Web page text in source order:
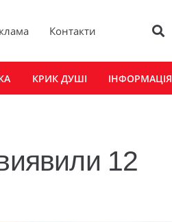
Контакти
КРИК ДУШІ ІНФОРМАЦІЯ
12